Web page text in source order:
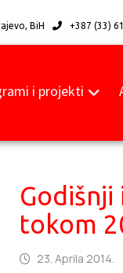
BiH +387 (33)
i projekti
Godišnji
tokom
23. Aprila 2014.